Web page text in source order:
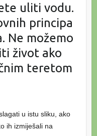
uliti vodu.
principa
Ne možemo
život ako
teretom
u istu sliku, ako
ih izmiješali na